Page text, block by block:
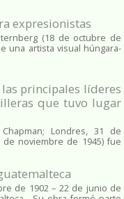
expresionistas
(18 de octubre de
una artista visual húngara-
principales líderes
que tuvo lugar
Londres, 31 de
noviembre de 1945)​ fue
de 1902 – 22 de junio de